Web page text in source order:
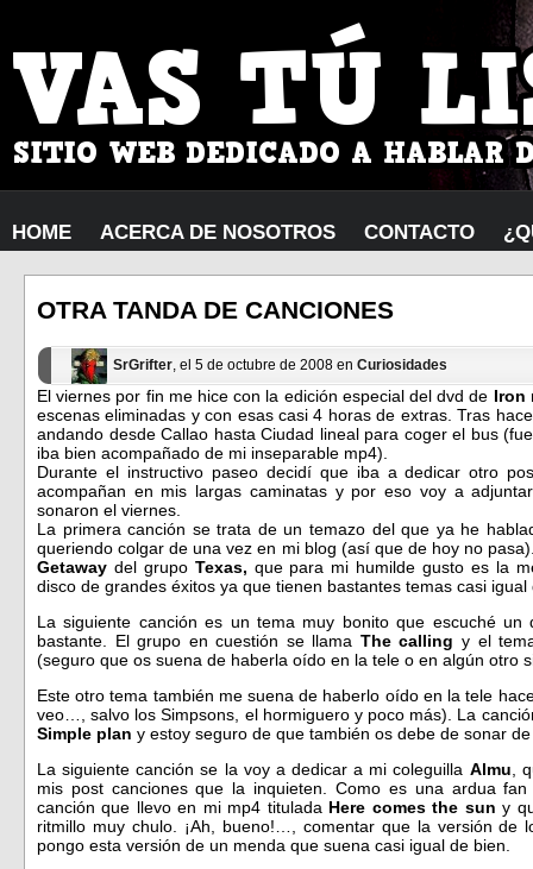
HOME ACERCA DE NOSOTROS CONTACTO
OTRA TANDA DE CANCIONES
SrGrifter, el 5 de octubre de 2008 en Curiosidades
El viernes por fin me hice con la edición especial del dvd de Iron
escenas eliminadas y con esas casi 4 horas de extras. Tras
andando desde Callao hasta Ciudad lineal para coger el bus
iba bien acompañado de mi inseparable mp4).
Durante el instructivo paseo decidí que iba a dedicar otro
acompañan en mis largas caminatas y por eso voy a
sonaron el viernes.
La primera canción se trata de un temazo del que ya he
queriendo colgar de una vez en mi blog (así que de hoy no
Getaway del grupo Texas, que para mi humilde gusto es la
disco de grandes éxitos ya que tienen bastantes temas casi igual
La siguiente canción es un tema muy bonito que escuché
bastante. El grupo en cuestión se llama The calling y el
(seguro que os suena de haberla oído en la tele o en algún otro
Este otro tema también me suena de haberlo oído en la tele
veo…, salvo los Simpsons, el hormiguero y poco más). La
Simple plan y estoy seguro de que también os debe de sonar
La siguiente canción se la voy a dedicar a mi coleguilla Almu ,
mis post canciones que la inquieten. Como es una ardua
canción que llevo en mi mp4 titulada Here comes the sun y
ritmillo muy chulo. ¡Ah, bueno!…, comentar que la versión de
pongo esta versión de un menda que suena casi igual de bien.